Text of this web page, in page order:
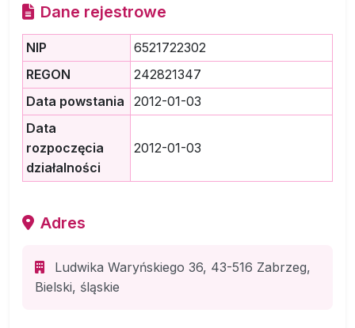
Dane rejestrowe
NIP
6521722302
REGON
242821347
Data powstania
2012-01-03
Data
rozpoczęcia
działalności
2012-01-03
Adres
Ludwika Waryńskiego 36, 43-516 Zabrzeg,
Bielski, śląskie